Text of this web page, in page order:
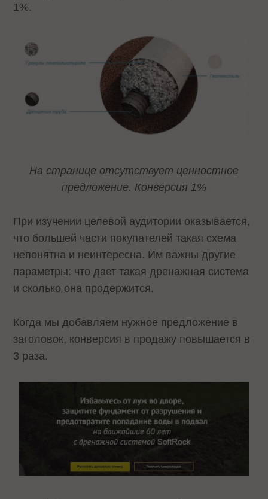
1%.
На странице отсутствует ценностное
предложение. Конверсия 1%
При изучении целевой аудитории оказывается,
что большей части покупателей такая схема
непонятна и неинтересна. Им важны другие
параметры: что дает такая дренажная система
и сколько она продержится.
Когда мы добавляем нужное предложение в
заголовок, конверсия в продажу повышается в
3 раза.